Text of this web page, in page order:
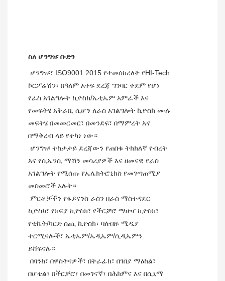
ስለ ሆንግዡ ቡድን
ኮርፖሬሽን፣ በዓለም አቀፍ ደረጃ ግንባር ቀደም የሆነ
የራስ አገልግሎት ኪዮስክ/ኤቲኤም አምራች እና
የመፍትሄ አቅራቢ ሲሆን ለራስ አገልግሎት ኪዮስክ ሙሉ
መፍትሄ በመመርመር፣ በመንደፍ፣ በማምረት እና
በማቅረብ ላይ የተካነ ነው።
እና የሲኤንሲ ማሽን መሳሪያዎች እና ዘመናዊ የራስ
አገልግሎት የሚሰጡ የኤሌክትሮኒክስ የመገጣጠሚያ
መስመሮች አሉት።
ኪዮስክ፣ የክፍያ ኪዮስክ፣ የችርቻሮ ማዘዣ ኪዮስክ፣
የቲኬት/ካርድ ሰጪ ኪዮስክ፣ ባለብዙ ሚዲያ
ተርሚናሎች፣ ኤቲኤም/ኤዲኤም/ሲዲኤምን
ይሸፍናሉ።
በሆቴል፣ በችርቻሮ፣ በመገናኛ፣ በሕክምና እና በሲኒማ